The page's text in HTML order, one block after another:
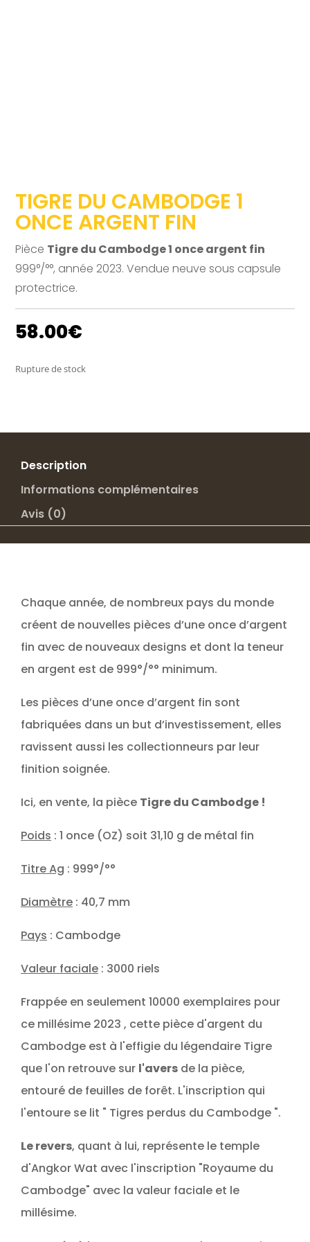
TIGRE DU CAMBODGE 1
ONCE ARGENT FIN
Pièce Tigre du Cambodge 1 once argent fin
999°/°°, année 2023. Vendue neuve sous capsule
protectrice.
58.00€
Rupture de stock
Description
Informations complémentaires
Avis (0)
Chaque année, de nombreux pays du monde
créent de nouvelles pièces d’une once d’argent
fin avec de nouveaux designs et dont la teneur
en argent est de 999°/°° minimum.
Les pièces d’une once d’argent fin sont
fabriquées dans un but d’investissement, elles
ravissent aussi les collectionneurs par leur
finition soignée.
Ici, en vente, la pièce Tigre du Cambodge !
Poids : 1 once (OZ) soit 31,10 g de métal fin
Titre Ag : 999°/°°
Diamètre : 40,7 mm
Pays : Cambodge
Valeur faciale : 3000 riels
Frappée en seulement 10000 exemplaires pour
ce millésime 2023 , cette pièce d'argent du
Cambodge est à l'effigie du légendaire Tigre
que l'on retrouve sur l'avers de la pièce,
entouré de feuilles de forêt. L'inscription qui
l'entoure se lit " Tigres perdus du Cambodge ".
Le revers, quant à lui, représente le temple
d'Angkor Wat avec l'inscription "Royaume du
Cambodge" avec la valeur faciale et le
millésime.